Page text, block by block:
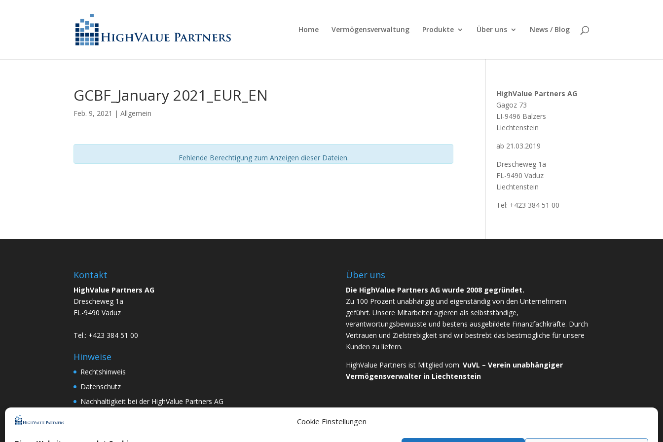
Cookie Einstellungen
Home Vermögensverwaltung Produkte Über uns News / Blog
GCBF_January 2021_EUR_EN
Feb. 9, 2021 | Allgemein
Fehlende Berechtigung zum Anzeigen dieser Dateien.
HighValue Partners AG
Gagoz 73
LI-9496 Balzers
Liechtenstein
ab 21.03.2019
Drescheweg 1a
FL-9490 Vaduz
Liechtenstein
Tel: +423 384 51 00
Kontakt
HighValue Partners AG
Drescheweg 1a
FL-9490 Vaduz
Tel.: +423 384 51 00
Hinweise
Rechtshinweis
Datenschutz
Nachhaltigkeit bei der HighValue Partners AG
Über uns
Die HighValue Partners AG wurde 2008 gegründet.
Zu 100 Prozent unabhängig und eigenständig von den Unternehmern
geführt. Unsere Mitarbeiter agieren als selbstständige,
verantwortungsbewusste und bestens ausgebildete Finanzfachkräfte. Durch
Vertrauen und Zielstrebigkeit sind wir bestrebt das bestmögliche für unsere
Kunden zu liefern.
HighValue Partners ist Mitglied vom: VuVL – Verein unabhängiger
Vermögensverwalter in Liechtenstein